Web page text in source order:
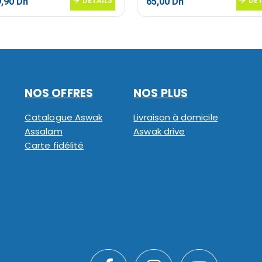
actuel
prix
initial
actuel
NOS OFFRES
Catalogue Aswak
Assalam
Carte fidélité
NOS PLUS
Livraison à domicile
Aswak drive